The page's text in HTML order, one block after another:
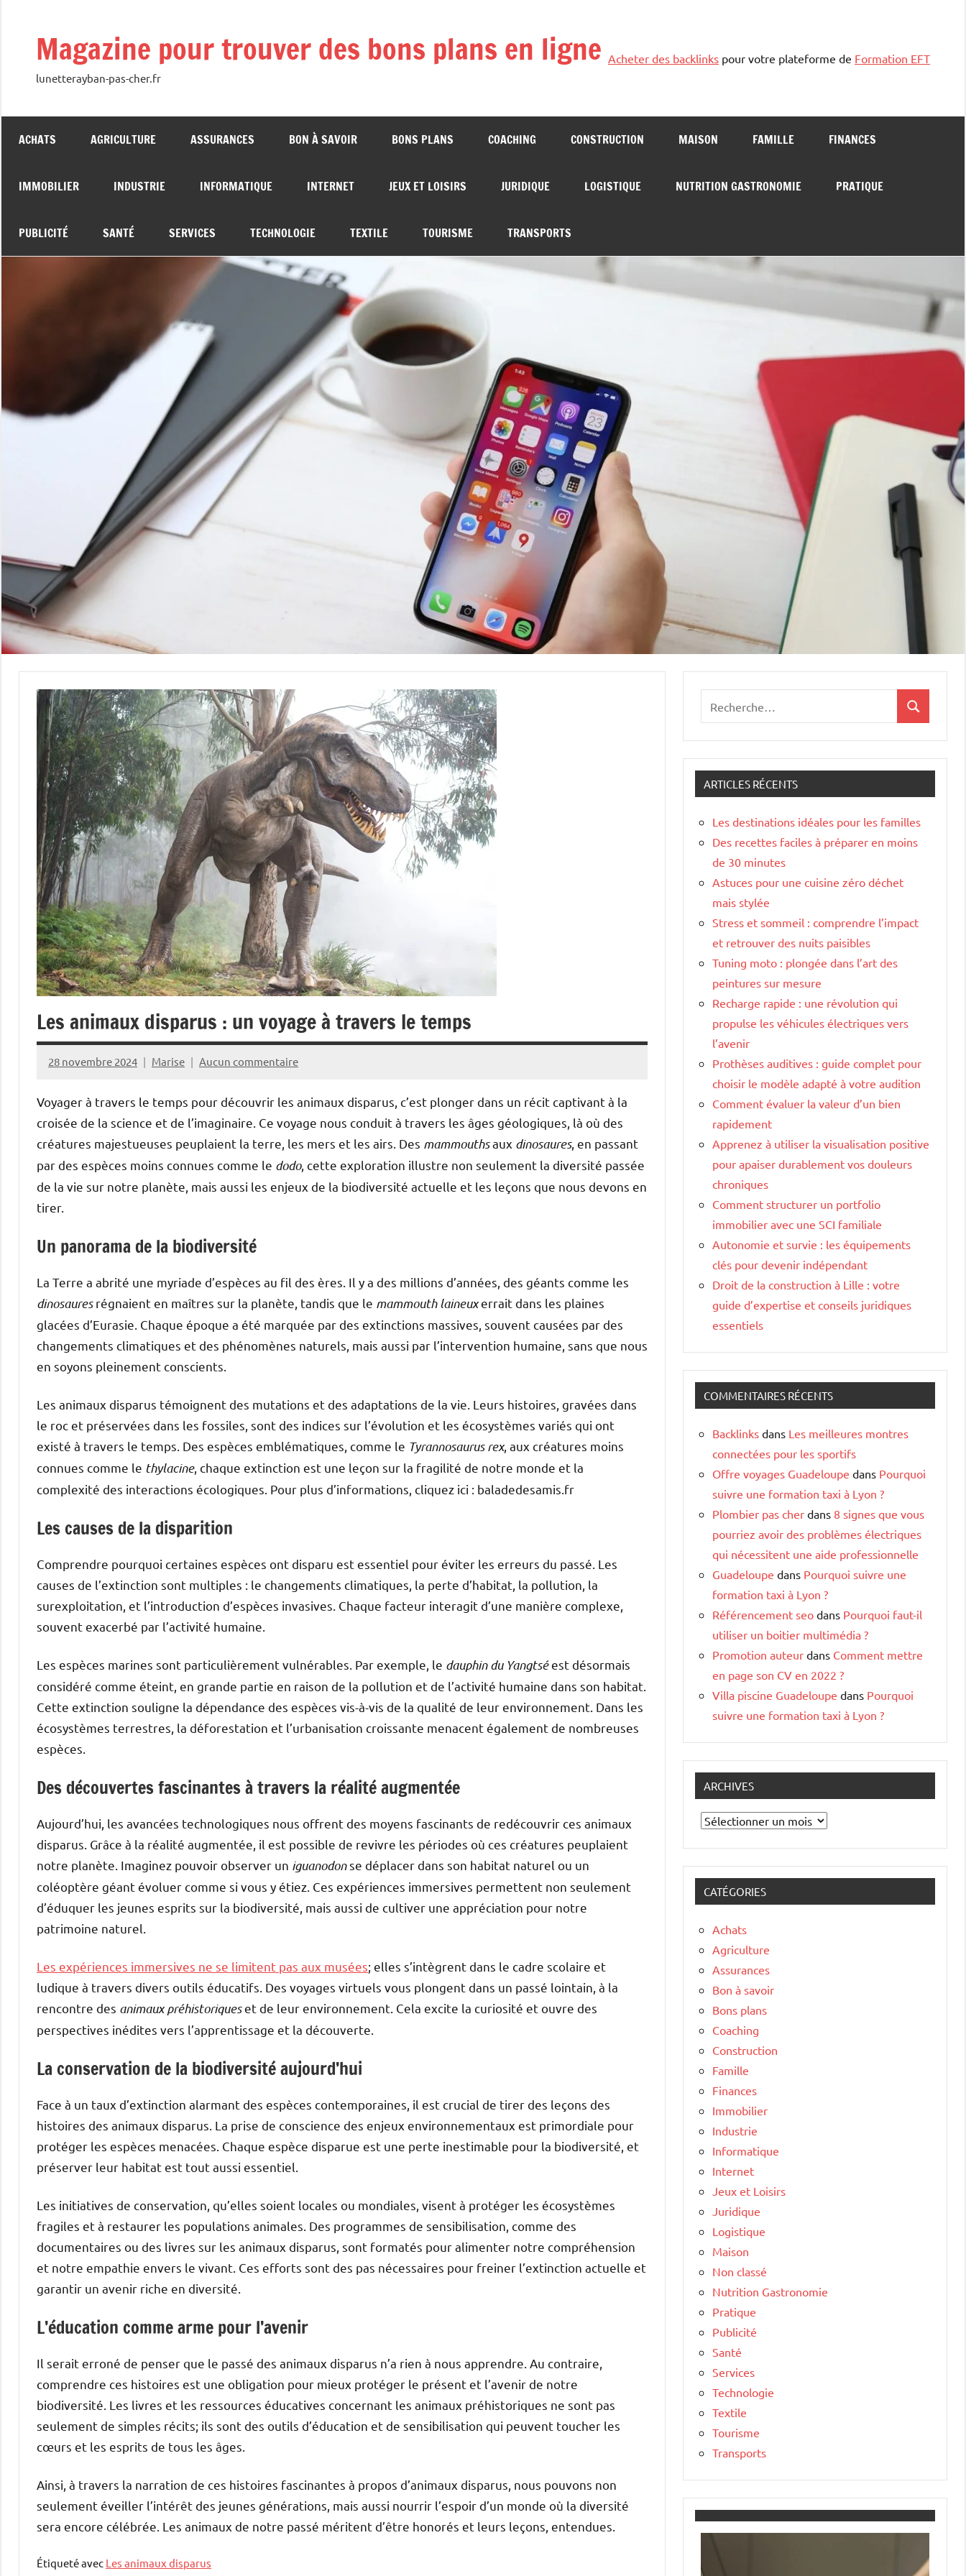
contenuMagazine pour trouver des bons plans en ligne
lunetterayban-pas-cher.fr
Acheter des backlinks pour votre plateforme de Formation EFT
ACHATS AGRICULTURE ASSURANCES BON À SAVOIR BONS PLANS COACHING CONSTRUCTION MAISON FAMILLE FINANCES
IMMOBILIER INDUSTRIE INFORMATIQUE INTERNET JEUX ET LOISIRS JURIDIQUE LOGISTIQUE NUTRITION GASTRONOMIE PRATIQUE
PUBLICITÉ SANTÉ SERVICES TECHNOLOGIE TEXTILE TOURISME TRANSPORTS
Les animaux disparus : un voyage à travers le temps
28 novembre 2024 Marise Aucun commentaire
Voyager à travers le temps pour découvrir les animaux disparus, c’est plonger dans un récit captivant à la
croisée de la science et de l’imaginaire. Ce voyage nous conduit à travers les âges géologiques, là où des
créatures majestueuses peuplaient la terre, les mers et les airs. Des mammouthsaux dinosaures, en passant
par des espèces moins connues comme le dodo, cette exploration illustre non seulement la diversité passée
de la vie sur notre planète, mais aussi les enjeux de la biodiversité actuelle et les leçons que nous devons en
tirer.
Un panorama de la biodiversité
La Terre a abrité une myriade d’espèces au fil des ères. Il y a des millions d’années, des géants comme les
dinosauresrégnaient en maîtres sur la planète, tandis que le mammouth laineuxerrait dans les plaines
glacées d’Eurasie. Chaque époque a été marquée par des extinctions massives, souvent causées par des
changements climatiques et des phénomènes naturels, mais aussi par l’intervention humaine, sans que nous
en soyons pleinement conscients.
Les animaux disparus témoignent des mutations et des adaptations de la vie. Leurs histoires, gravées dans
le roc et préservées dans les fossiles, sont des indices sur l’évolution et les écosystèmes variés qui ont
existé à travers le temps. Des espèces emblématiques, comme le Tyrannosaurus rex, aux créatures moins
connues comme le thylacine, chaque extinction est une leçon sur la fragilité de notre monde et la
complexité des interactions écologiques. Pour plus d’informations, cliquez ici : baladedesamis.fr
Les causes de la disparition
Comprendre pourquoi certaines espèces ont disparu est essentiel pour éviter les erreurs du passé. Les
causes de l’extinction sont multiples : le changements climatiques, la perte d’habitat, la pollution, la
surexploitation, et l’introduction d’espèces invasives. Chaque facteur interagit d’une manière complexe,
souvent exacerbé par l’activité humaine.
Les espèces marines sont particulièrement vulnérables. Par exemple, le dauphin du Yangtséest désormais
considéré comme éteint, en grande partie en raison de la pollution et de l’activité humaine dans son habitat.
Cette extinction souligne la dépendance des espèces vis-à-vis de la qualité de leur environnement. Dans les
écosystèmes terrestres, la déforestation et l’urbanisation croissante menacent également de nombreuses
espèces.
Des découvertes fascinantes à travers la réalité augmentée
Aujourd’hui, les avancées technologiques nous offrent des moyens fascinants de redécouvrir ces animaux
disparus. Grâce à la réalité augmentée, il est possible de revivre les périodes où ces créatures peuplaient
notre planète. Imaginez pouvoir observer un iguanodonse déplacer dans son habitat naturel ou un
coléoptère géant évoluer comme si vous y étiez. Ces expériences immersives permettent non seulement
d’éduquer les jeunes esprits sur la biodiversité, mais aussi de cultiver une appréciation pour notre
patrimoine naturel.
Les expériences immersives ne se limitent pas aux musées; elles s’intègrent dans le cadre scolaire et
ludique à travers divers outils éducatifs. Des voyages virtuels vous plongent dans un passé lointain, à la
rencontre des animaux préhistoriqueset de leur environnement. Cela excite la curiosité et ouvre des
perspectives inédites vers l’apprentissage et la découverte.
La conservation de la biodiversité aujourd’hui
Face à un taux d’extinction alarmant des espèces contemporaines, il est crucial de tirer des leçons des
histoires des animaux disparus. La prise de conscience des enjeux environnementaux est primordiale pour
protéger les espèces menacées. Chaque espèce disparue est une perte inestimable pour la biodiversité, et
préserver leur habitat est tout aussi essentiel.
Les initiatives de conservation, qu’elles soient locales ou mondiales, visent à protéger les écosystèmes
fragiles et à restaurer les populations animales. Des programmes de sensibilisation, comme des
documentaires ou des livres sur les animaux disparus, sont formatés pour alimenter notre compréhension
et notre empathie envers le vivant. Ces efforts sont des pas nécessaires pour freiner l’extinction actuelle et
garantir un avenir riche en diversité.
L’éducation comme arme pour l’avenir
Il serait erroné de penser que le passé des animaux disparus n’a rien à nous apprendre. Au contraire,
comprendre ces histoires est une obligation pour mieux protéger le présent et l’avenir de notre
biodiversité. Les livres et les ressources éducatives concernant les animaux préhistoriques ne sont pas
seulement de simples récits; ils sont des outils d’éducation et de sensibilisation qui peuvent toucher les
cœurs et les esprits de tous les âges.
Ainsi, à travers la narration de ces histoires fascinantes à propos d’animaux disparus, nous pouvons non
seulement éveiller l’intérêt des jeunes générations, mais aussi nourrir l’espoir d’un monde où la diversité
sera encore célébrée. Les animaux de notre passé méritent d’être honorés et leurs leçons, entendues.
Étiqueté avec Les animaux disparus
pour
:
Recherche
ARTICLES RÉCENTS
Les destinations idéales pour les familles
Des recettes faciles à préparer en moins
de 30 minutes
Astuces pour une cuisine zéro déchet
mais stylée
Stress et sommeil : comprendre l’impact
et retrouver des nuits paisibles
Tuning moto : plongée dans l’art des
peintures sur mesure
Recharge rapide : une révolution qui
propulse les véhicules électriques vers
l’avenir
Prothèses auditives : guide complet pour
choisir le modèle adapté à votre audition
Comment évaluer la valeur d’un bien
rapidement
Apprenez à utiliser la visualisation positive
pour apaiser durablement vos douleurs
chroniques
Comment structurer un portfolio
immobilier avec une SCI familiale
Autonomie et survie : les équipements
clés pour devenir indépendant
Droit de la construction à Lille : votre
guide d’expertise et conseils juridiques
essentiels
COMMENTAIRES RÉCENTS
Backlinks dans Les meilleures montres
connectées pour les sportifs
Offre voyages Guadeloupe dans Pourquoi
suivre une formation taxi à Lyon ?
Plombier pas cher dans 8 signes que vous
pourriez avoir des problèmes électriques
qui nécessitent une aide professionnelle
Guadeloupe dans Pourquoi suivre une
formation taxi à Lyon ?
Référencement seo dans Pourquoi faut-il
utiliser un boitier multimédia ?
Promotion auteur dans Comment mettre
en page son CV en 2022 ?
Villa piscine Guadeloupe dans Pourquoi
suivre une formation taxi à Lyon ?
ARCHIVES
Archives
CATÉGORIES
Achats
Agriculture
Assurances
Bon à savoir
Bons plans
Coaching
Construction
Famille
Finances
Immobilier
Industrie
Informatique
Internet
Jeux et Loisirs
Juridique
Logistique
Maison
Non classé
Nutrition Gastronomie
Pratique
Publicité
Santé
Services
Technologie
Textile
Tourisme
Transports